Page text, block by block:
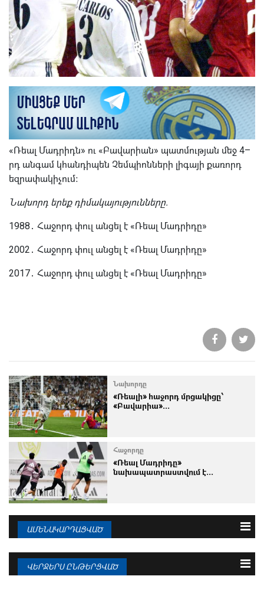
«Ռեալ Մադրիդն» ու «Բավարիան» պատմության մեջ 4–
րդ անգամ կհանդիպեն Չեմպիոնների լիգայի քառորդ
եզրափակիչում։
Նախորդ երեք դիմակայությունները․
1988․ Հաջորդ փուլ անցել է «Ռեալ Մադրիդը»
2002․ Հաջորդ փուլ անցել է «Ռեալ Մադրիդը»
2017․ Հաջորդ փուլ անցել է «Ռեալ Մադրիդը»
Նախորդը
«Ռեալի» հաջորդ մրցակիցը՝
«Բավարիա»...
Հաջորդը
«Ռեալ Մադրիդը»
նախապատրաստվում է...
ԱՄԵՆԱԿԱՐԴԱՑՎԱԾ
ՎԵՐՋԵՐՍ ԸՆԹԵՐՑՎԱԾ